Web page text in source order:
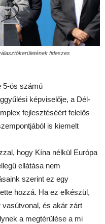
fideszes
5-ös számú
képviselője, a Dél-
fejlesztéséért felelős
is kiemelt
hogy Kína nélkül Európa
ellátása nem
szerint ez egy
hozzá. Ha ez elkészül,
és akár zárt
a megtérülése a mi